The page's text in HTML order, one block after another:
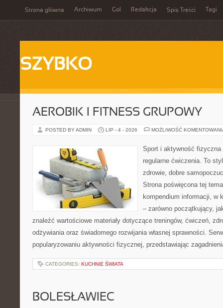
Strona główna Archiwum Gol Redakcja Spis Treści Tagi
SZYBKO
AEROBIK I FITNESS GRUPOWY
POSTED BY ADMIN LIP - 4 - 2026 MOŻLIWOŚĆ
Sport i aktywność
regularne ćwiczenia. To
zdrowie, dobre
Strona poświęcona tej
kompendium informacji, w
– zarówno początkujący,
znaleźć wartościowe materiały dotyczące treningów, ćwiczeń,
odżywiania oraz świadomego rozwijania własnej sprawności.
popularyzowaniu aktywności fizycznej, przedstawiając
CATEGORIES: KUCHNIE ŚWIATA
BOLESŁAWIEC